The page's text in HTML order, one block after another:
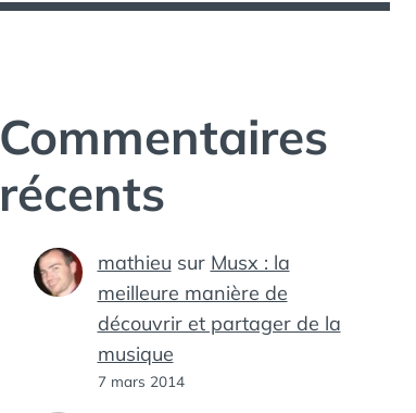
Commentaires
récents
mathieu sur Musx : la
meilleure manière de
découvrir et partager de la
musique
7 mars 2014